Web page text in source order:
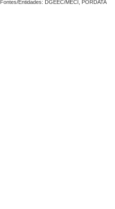
Fontes/Entidades: DGEEC/MECI, PORDATA